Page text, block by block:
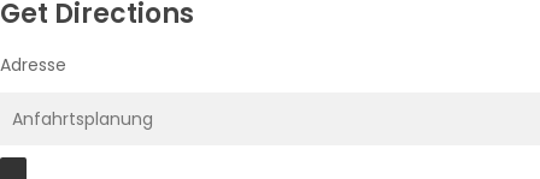
Get Directions
Adresse